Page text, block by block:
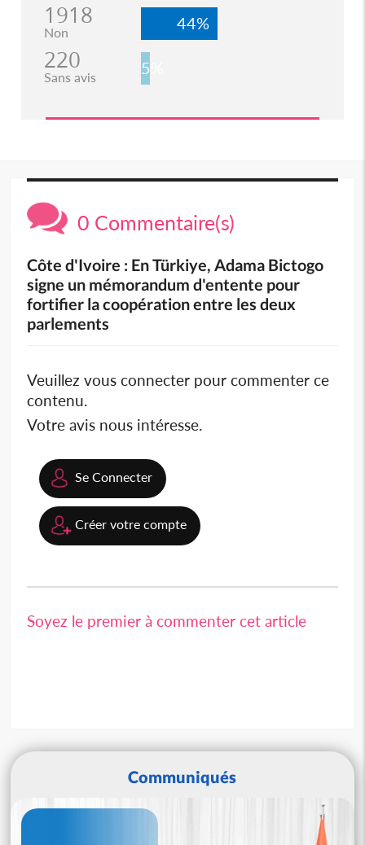
1918
Non 44%
220
Sans avis 5%
0 Commentaire(s)
Côte d'Ivoire : En Türkiye, Adama Bictogo
signe un mémorandum d'entente pour
fortifier la coopération entre les deux
parlements
Veuillez vous connecter pour commenter ce
contenu.
Votre avis nous intéresse.
Se Connecter
Créer votre compte
Soyez le premier à commenter cet article
Communiqués